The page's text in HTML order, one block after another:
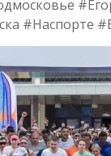
#Наспорте